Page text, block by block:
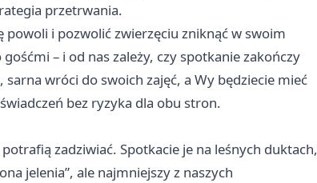
przetrwania.
i pozwolić zwierzęciu zniknąć w swoim
– i od nas zależy, czy spotkanie zakończy
wróci do swoich zajęć, a Wy będziecie mieć
bez ryzyka dla obu stron.
zadziwiać. Spotkacie je na leśnych duktach,
jelenia”, ale najmniejszy z naszych